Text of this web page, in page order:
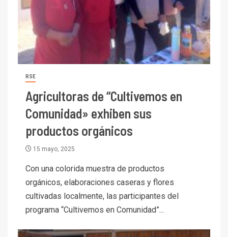
RSE
Agricultoras de “Cultivemos en
Comunidad» exhiben sus
productos orgánicos
15 mayo, 2025
Con una colorida muestra de productos
orgánicos, elaboraciones caseras y flores
cultivadas localmente, las participantes del
programa “Cultivemos en Comunidad”...
3
crecimiento regional: Banco
Central reporta resultados
dispares en el primer
trimestre
4
Cochilco: precio del cobre